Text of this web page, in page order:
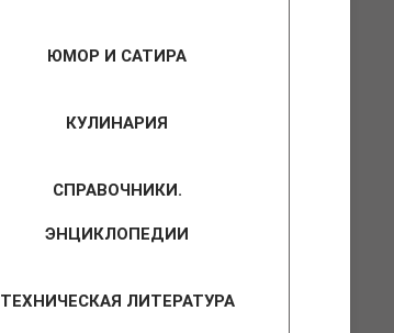
ЮМОР И САТИРА
КУЛИНАРИЯ
СПРАВОЧНИКИ.
ЭНЦИКЛОПЕДИИ
ТЕХНИЧЕСКАЯ ЛИТЕРАТУРА